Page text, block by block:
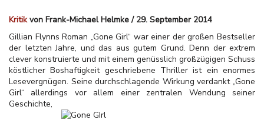
Kritikvon Frank-Michael Helmke / 29. September 2014
Gillian Flynns Roman „Gone Girl“ war einer der großen Bestseller
der letzten Jahre, und das aus gutem Grund. Denn der extrem
clever konstruierte und mit einem genüsslich großzügigen Schuss
köstlicher Boshaftigkeit geschriebene Thriller ist ein enormes
Lesevergnügen. Seine durchschlagende Wirkung verdankt „Gone
Girl“ allerdings vor allem einer zentralen Wendung seiner
Geschichte,